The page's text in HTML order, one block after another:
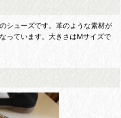
シューズです。革のような素材が
っています。大きさはMサイズで